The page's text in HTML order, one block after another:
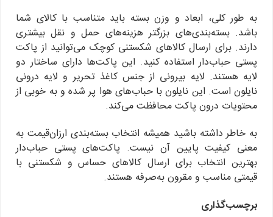
به طور کلی، ابعاد و وزن بسته باید متناسب با کالای شما
باشد. بسته‌بندی‌های بزرگتر هزینه‌های حمل و نقل بیشتری
دارند. برای ارسال کالاهای شکستنی کوچک می‌توانید از پاکت
پستی حباب‌دار استفاده کنید. این پاکت‌ها دارای ساختار دو
لایه هستند. لایه بیرونی از جنس کاغذ تحریر و لایه درونی
نایلون است. این نایلون با حباب‌های هوا پر شده و به خوبی از
محتویات درون پاکت محافظت می‌کند.
به خاطر داشته باشید همیشه انتخاب بسته‌بندی ارزان‌قیمت به
معنی کیفیت پایین آن نیست. پاکت‌های پستی حباب‌دار
بهترین انتخاب برای ارسال کالاهای حساس و شکستنی با
قیمتی مناسب و مقرون به‌صرفه هستند.
برچسب‌گذاری